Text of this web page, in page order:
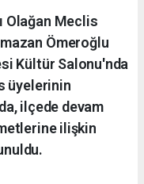
Olağan Meclis
Ömeroğlu
Kültür Salonu'nda
üyelerinin
ilçede devam
ilişkin